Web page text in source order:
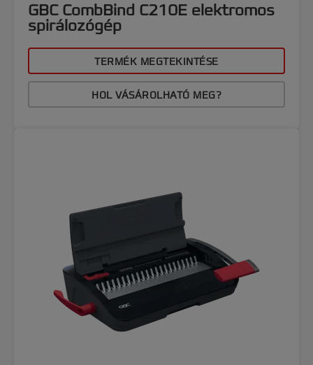
GBC CombBind C210E elektromos
spirálozógép
TERMÉK MEGTEKINTÉSE
HOL VÁSÁROLHATÓ MEG?